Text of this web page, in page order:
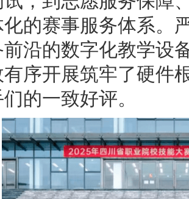
的赛事服务体系。
沿的数字化教学设
序开展筑牢了硬件
的一致好评。